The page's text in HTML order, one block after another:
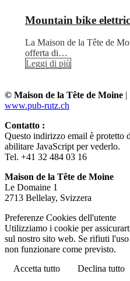
Mountain bike
La Maison de la Tête de
offerta di…
Leggi di più
© Maison de la Tête de Moine |
www.pub-rutz.ch
Contatto :
Questo indirizzo email è protetto
abilitare JavaScript per vederlo.
Tel. +41 32 484 03 16
Maison de la Tête de Moine
Le Domaine 1
2713 Bellelay, Svizzera
Preferenze Cookies dell'utente
Utilizziamo i cookie per
sul nostro sito web. Se rifiuti
non funzionare come previsto.
Accetta tutto
Declina tutto